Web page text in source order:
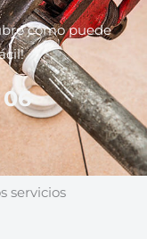
cómo puede
06
servicios